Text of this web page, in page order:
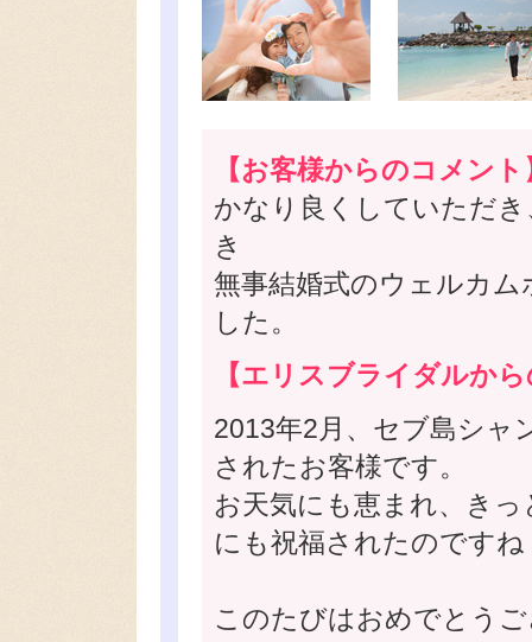
【お客様からのコメント
かなり良くしていただ
き
無事結婚式のウェルカ
した。
【エリスブライダルか
2013年2月、セブ島シャ
されたお客様です。
お天気にも恵まれ、き
にも祝福されたのですね
このたびはおめでとう